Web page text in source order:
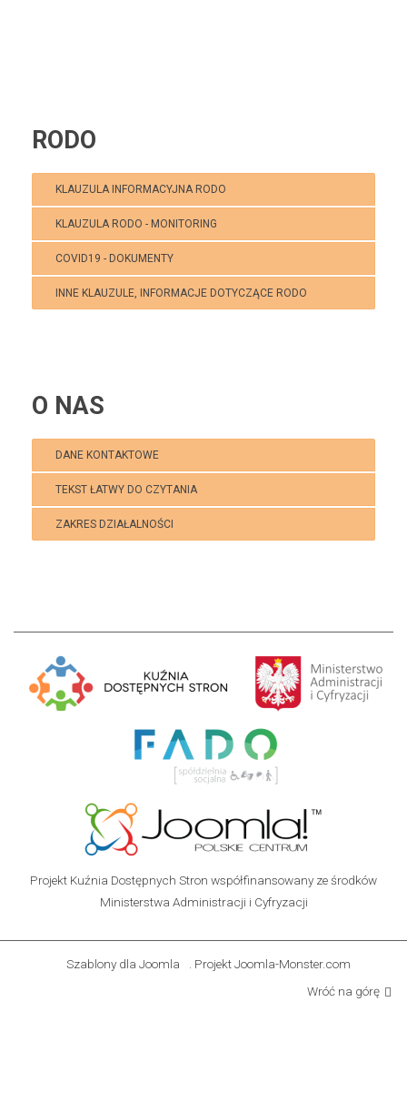
RODO
KLAUZULA INFORMACYJNA RODO
KLAUZULA RODO - MONITORING
COVID19 - DOKUMENTY
INNE KLAUZULE, INFORMACJE DOTYCZĄCE RODO
O NAS
DANE KONTAKTOWE
TEKST ŁATWY DO CZYTANIA
ZAKRES DZIAŁALNOŚCI
Projekt Kuźnia Dostępnych Stron współfinansowany ze środków
Ministerstwa Administracji i Cyfryzacji
Szablony dla Joomla
. Projekt Joomla-Monster.com
Wróć na górę